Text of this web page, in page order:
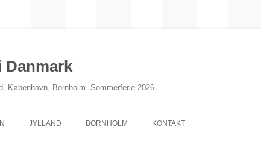
Danmark
København, Bornholm. Sommerferie 2026
JYLLAND BORNHOLM KONTAKT